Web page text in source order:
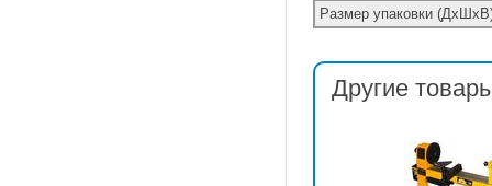
Размер упаковки
Другие